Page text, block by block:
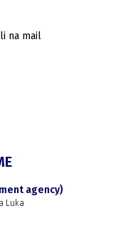
na mail
agency)
Luka